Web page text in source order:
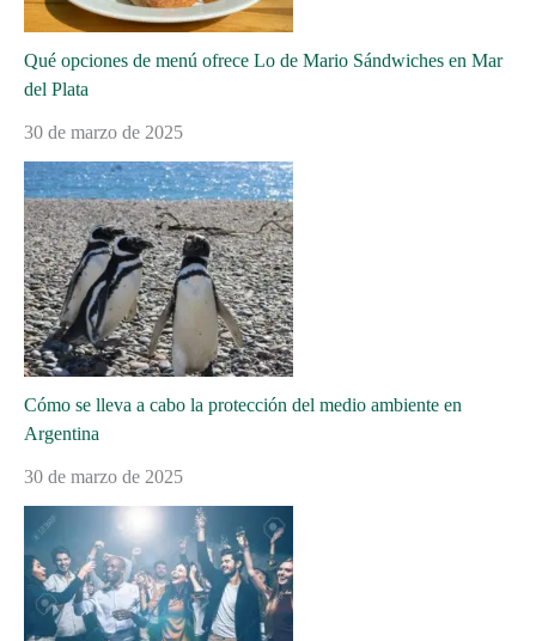
Qué opciones de menú ofrece Lo de Mario Sándwiches en Mar
del Plata
30 de marzo de 2025
Cómo se lleva a cabo la protección del medio ambiente en
Argentina
30 de marzo de 2025